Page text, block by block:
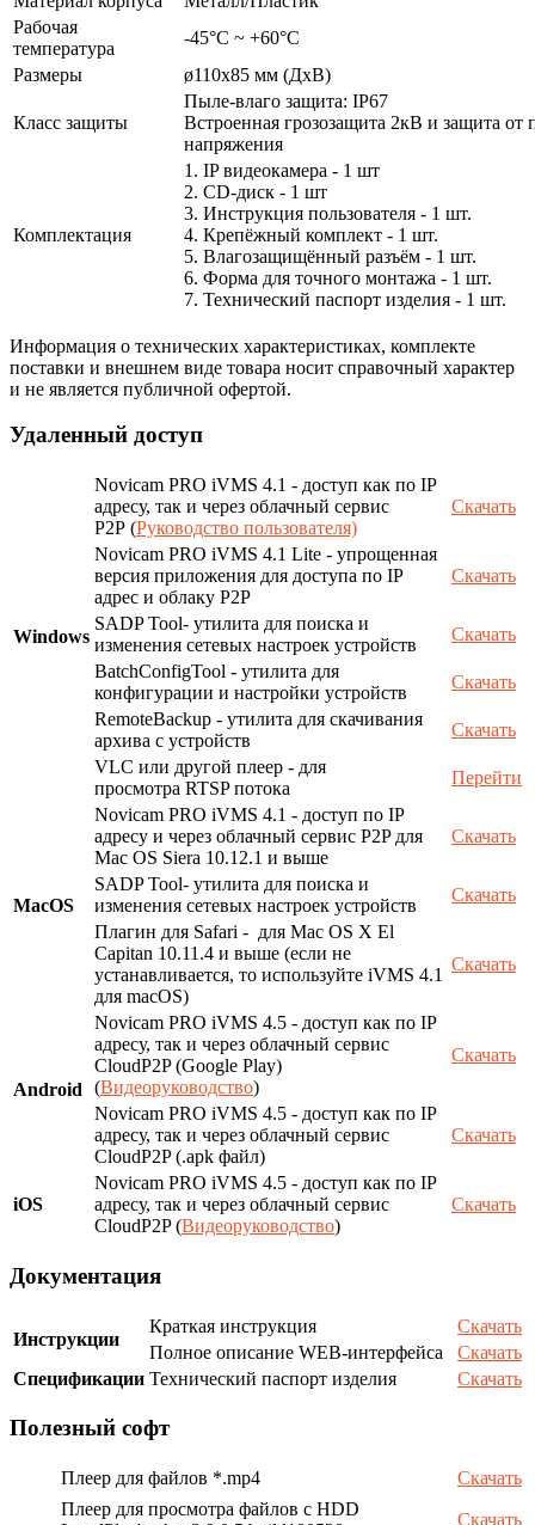
Рабочая
температура
-45°С ~ +60°С
Размеры
ø110х85 мм (ДхВ)
Класс защиты
Пыле-влаго защита: IP67
Встроенная грозозащита 2кВ и защита от
напряжения
Комплектация
1. IP видеокамера - 1 шт
2. СD-диск - 1 шт
3. Инструкция пользователя - 1 шт.
4. Крепёжный комплект - 1 шт.
5. Влагозащищённый разъём - 1 шт.
6. Форма для точного монтажа - 1 шт.
7. Технический паспорт изделия - 1 шт.
Информация о технических характеристиках, комплекте
поставки и внешнем виде товара носит справочный характер
и не является публичной офертой.
Удаленный доступ
Windows
Novicam PRO iVMS 4.1 - доступ как по IP
адресу, так и через облачный сервис
P2P (Руководство пользователя)
Скачать
Novicam PRO iVMS 4.1 Lite - упрощенная
версия приложения для доступа по IP
адрес и облаку P2P
Скачать
SADP Tool- утилита для поиска и
изменения сетевых настроек устройств
Скачать
BatchConfigTool - утилита для
конфигурации и настройки устройств
Скачать
RemoteBackup - утилита для скачивания
архива с устройств
Скачать
VLC или другой плеер - для
просмотра RTSP потока
Перейти
MacOS
Novicam PRO iVMS 4.1 - доступ по IP
адресу и через облачный сервис P2P для
Mac OS Siera 10.12.1 и выше
Скачать
SADP Tool- утилита для поиска и
изменения сетевых настроек устройств
Скачать
Плагин для Safari - для Mac OS X El
Capitan 10.11.4 и выше (если не
устанавливается, то используйте iVMS 4.1
для macOS)
Скачать
Android
Novicam PRO iVMS 4.5 - доступ как по IP
адресу, так и через облачный сервис
CloudP2P (Google Play)
(Видеоруководство)
Скачать
Novicam PRO iVMS 4.5 - доступ как по IP
адресу, так и через облачный сервис
CloudP2P (.apk файл)
Скачать
iOS
Novicam PRO iVMS 4.5 - доступ как по IP
адресу, так и через облачный сервис
CloudP2P (Видеоруководство)
Скачать
Документация
Инструкции
Краткая инструкция
Скачать
Полное описание WEB-интерфейса
Скачать
Спецификации Технический паспорт изделия Скачать
Полезный софт
Плеер для файлов *.mp4
Скачать
Плеер для просмотра файлов с HDD
Скачать